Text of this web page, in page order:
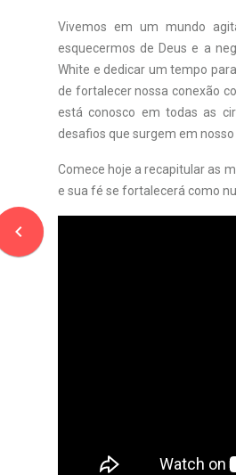
navigate_before
Vivemos em um mundo
esquecermos de Deus e a
White e dedicar um tempo
de fortalecer nossa conexão
está conosco em todas as
desafios que surgem em nosso
Comece hoje a recapitular as
e sua fé se fortalecerá como